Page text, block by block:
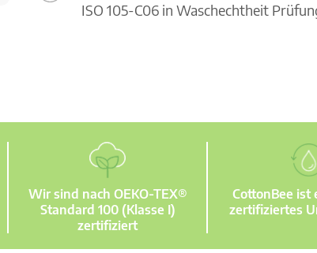
ISO 105-C06 in Waschechtheit
Wir sind nach OEKO-TEX®
Standard 100 (Klasse I)
zertifiziert
CottonBee ist
zertifiziertes